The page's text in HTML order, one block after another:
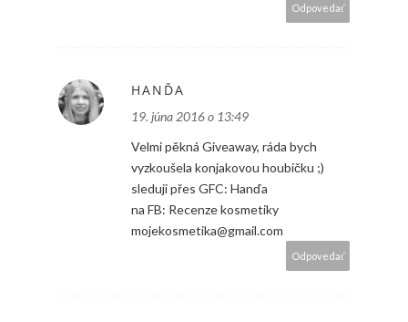
Odpovedať
HANĎA
19. júna 2016 o 13:49
Velmi pěkná Giveaway, ráda bych
vyzkoušela konjakovou houbičku ;)
sleduji přes GFC: Hanďa
na FB: Recenze kosmetiky
mojekosmetika@gmail.com
Odpovedať